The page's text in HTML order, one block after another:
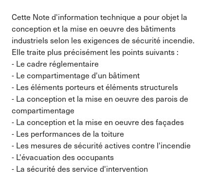
Cette Note d'information technique a pour objet la
conception et la mise en oeuvre des bâtiments
industriels selon les exigences de sécurité incendie.
Elle traite plus précisément les points suivants :
- Le cadre réglementaire
- Le compartimentage d'un bâtiment
- Les éléments porteurs et éléments structurels
- La conception et la mise en oeuvre des parois de
compartimentage
- La conception et la mise en oeuvre des façades
- Les performances de la toiture
- Les mesures de sécurité actives contre l'incendie
- L'évacuation des occupants
- La sécurité des service d'intervention